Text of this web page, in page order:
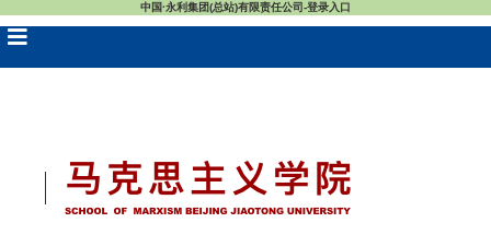
中国·永利集团(总站)有限责任公司-登录入口